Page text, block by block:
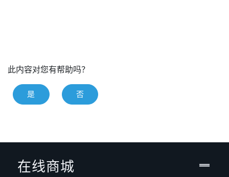
此内容对您有帮助吗？
是 否
在线商城